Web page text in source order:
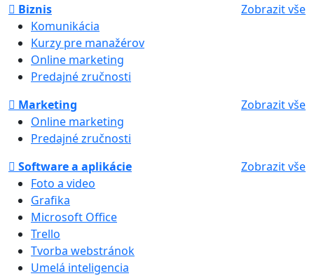
Biznis
Zobrazit vše
Komunikácia
Kurzy pre manažérov
Online marketing
Predajné zručnosti
Marketing
Zobrazit vše
Online marketing
Predajné zručnosti
Software a aplikácie
Zobrazit vše
Foto a video
Grafika
Microsoft Office
Trello
Tvorba webstránok
Umelá inteligencia